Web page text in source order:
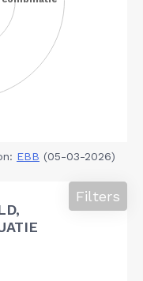
EBB (05-03-2026)
Filters